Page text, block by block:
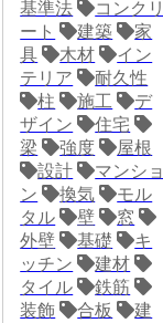
基準法
コンクリ
ート
建築
家
具
木材
イン
テリア
耐久性
柱
施工
デ
ザイン
住宅
梁
強度
屋根
設計
マンショ
ン
換気
モル
タル
壁
窓
外壁
基礎
キ
ッチン
建材
タイル
鉄筋
装飾
合板
建